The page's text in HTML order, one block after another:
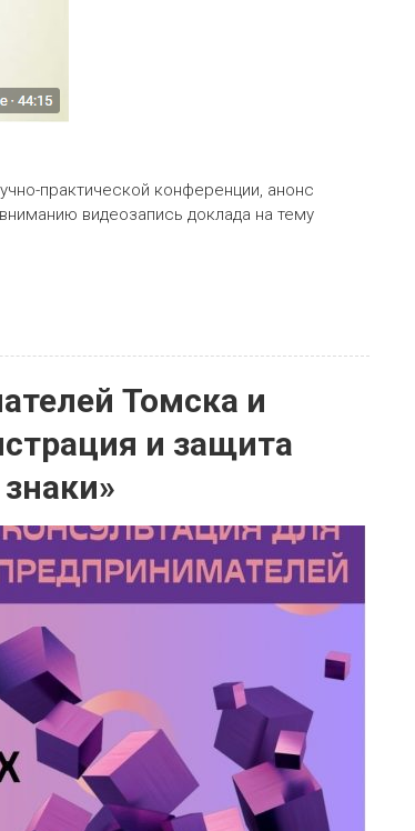
практической конференции, анонс
видеозапись доклада на тему
Томска и
и защита